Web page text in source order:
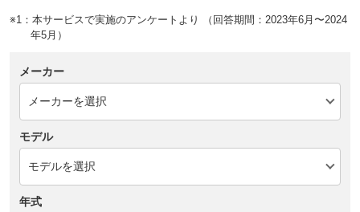
※1：本サービスで実施のアンケートより （回答期間：2023年6月〜2024
年5月）
メーカー
モデル
年式